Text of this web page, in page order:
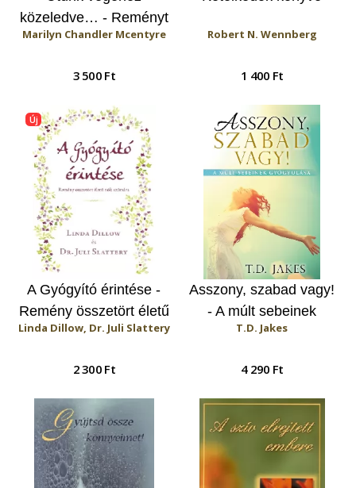
közeledve… - Reményt
és vigasztalást nyújtó
utolsó fejezetéhez
Marilyn Chandler Mcentyre
3 500 Ft
Robert N. Wennberg
1 400 Ft
Új
A Gyógyító érintése -
Remény összetört életű
nők számára
Linda Dillow, Dr. Juli Slattery
2 300 Ft
Asszony, szabad vagy!
- A múlt sebeinek
gyógyulása
T.D. Jakes
4 290 Ft